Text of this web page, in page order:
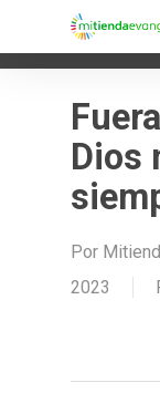
to
Dios
Por
2023